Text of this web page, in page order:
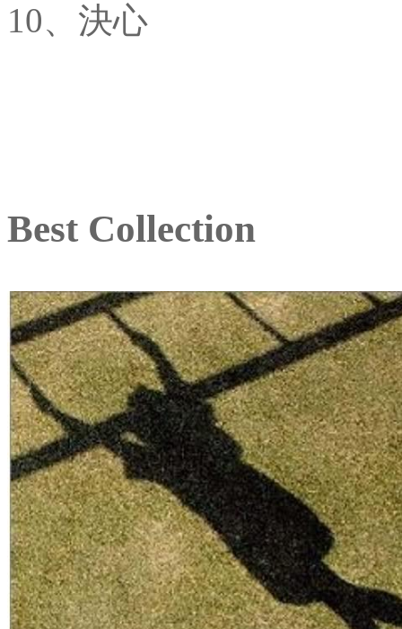
10、決心
Best Collection